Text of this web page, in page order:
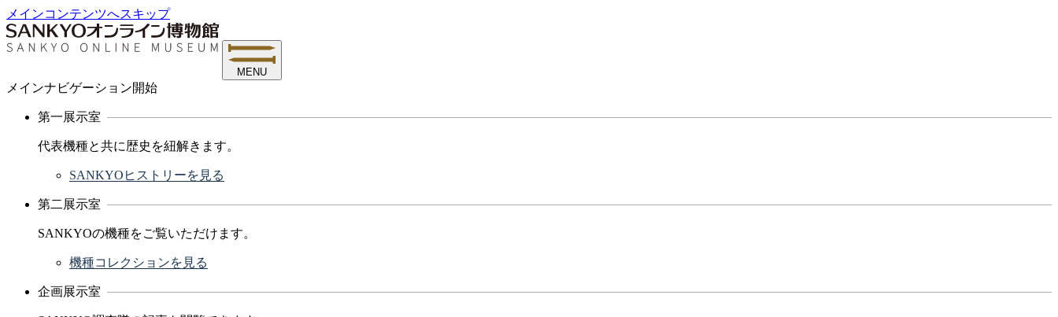
メインコンテンツへスキップ
MENU
メインナビゲーション開始
第一展示室
代表機種と共に歴史を紐解きます。
SANKYOヒストリーを見る
第二展示室
SANKYOの機種をご覧いただけます。
機種コレクションを見る
企画展示室